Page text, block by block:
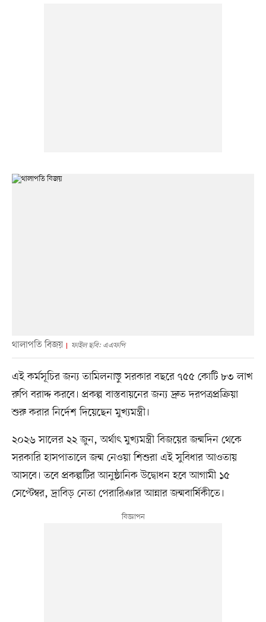
থালাপতি বিজয় ফাইল ছবি: এএফপি
এই কর্মসূচির জন্য তামিলনাড়ু সরকার বছরে ৭৫৫ কোটি ৮৩ লাখ
রুপি বরাদ্দ করবে। প্রকল্প বাস্তবায়নের জন্য দ্রুত দরপত্রপ্রক্রিয়া
শুরু করার নির্দেশ দিয়েছেন মুখ্যমন্ত্রী।
২০২৬ সালের ২২ জুন, অর্থাৎ মুখ্যমন্ত্রী বিজয়ের জন্মদিন থেকে
সরকারি হাসপাতালে জন্ম নেওয়া শিশুরা এই সুবিধার আওতায়
আসবে। তবে প্রকল্পটির আনুষ্ঠানিক উদ্বোধন হবে আগামী ১৫
সেপ্টেম্বর, দ্রাবিড় নেতা পেরারিঞার আন্নার জন্মবার্ষিকীতে।